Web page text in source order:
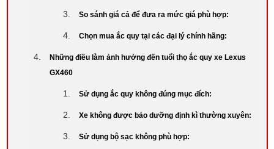
So sánh giá cả để đưa ra mức giá phù hợp:
Chọn mua ắc quy tại các đại lý chính hãng:
Những điều làm ảnh hưởng đến tuổi thọ ắc quy xe Lexus
GX460
Sử dụng ắc quy không đúng mục đích:
Xe không được bảo dưỡng định kì thường xuyên:
Sử dụng bộ sạc không phù hợp: